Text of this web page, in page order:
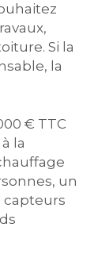
Si la
la
€ TTC
la
un
capteurs